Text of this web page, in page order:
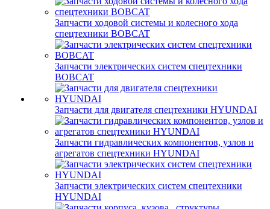
Запчасти ходовой системы и колесного хода
спецтехники BOBCAT
Запчасти электрических систем спецтехники
BOBCAT
Запчасти для двигателя спецтехники HYUNDAI
Запчасти гидравлических компонентов, узлов и
агрегатов спецтехники HYUNDAI
Запчасти электрических систем спецтехники
HYUNDAI